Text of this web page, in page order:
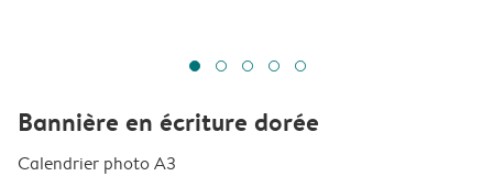
Bannière en écriture dorée
Calendrier photo A3